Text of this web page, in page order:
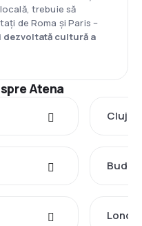
trebuie să
de Roma și Paris –
dezvoltată cultură a
Atena
Cluj-